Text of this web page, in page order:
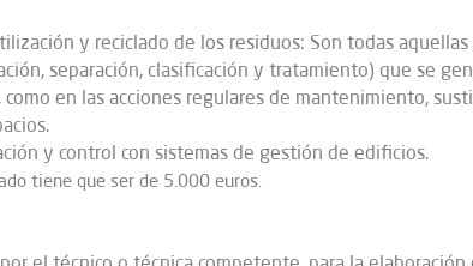
y reciclado de los residuos: Son todas
separación, clasificación y tratamiento) que se
en las acciones regulares de mantenimiento,
y control con sistemas de gestión de edificios.
tiene que ser de 5.000 euros.